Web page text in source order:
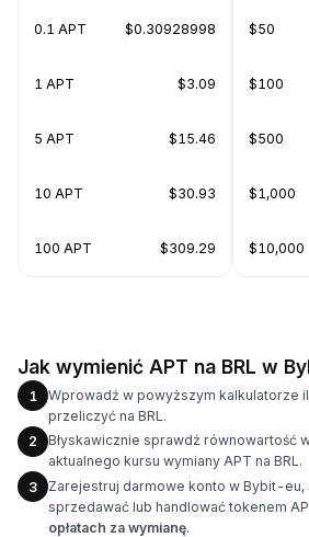
0.1 APT $0.30928998
1 APT $3.09
5 APT $15.46
10 APT $30.93
100 APT $309.29
$50
$100
$500
$1,000
$10,000
Jak wymienić APT na BRL w
1
Wprowadź w powyższym kalkulatorze
przeliczyć na BRL.
2
Błyskawicznie sprawdź równowartość
aktualnego kursu wymiany APT na BRL.
3
Zarejestruj darmowe konto w Bybit-eu,
sprzedawać lub handlować tokenem
opłatach za wymianę.